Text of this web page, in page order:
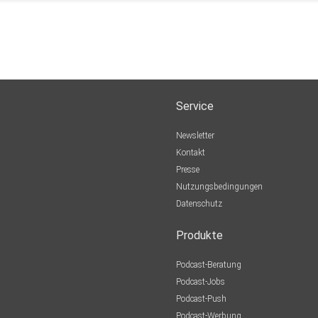
Service
Newsletter
Kontakt
Presse
Nutzungsbedingungen
Datenschutz
Produkte
Podcast-Beratung
Podcast-Jobs
Podcast-Push
Podcast-Werbung